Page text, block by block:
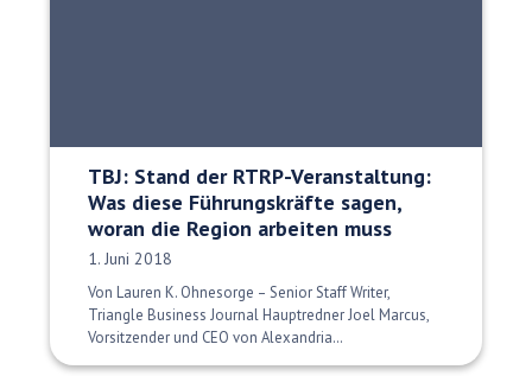
TBJ: Stand der RTRP-Veranstaltung:
Was diese Führungskräfte sagen,
woran die Region arbeiten muss
Veröffentlichungsdatum:
1. Juni 2018
Von Lauren K. Ohnesorge – Senior Staff Writer,
Triangle Business Journal Hauptredner Joel Marcus,
Vorsitzender und CEO von Alexandria…